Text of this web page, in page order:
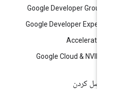
Google Developer
Google Developer
Google Cloud &
کردن